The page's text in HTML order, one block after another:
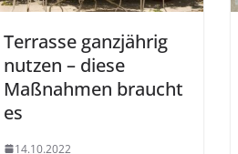
Terrasse ganzjährig
nutzen – diese
Maßnahmen braucht
es
14.10.2022